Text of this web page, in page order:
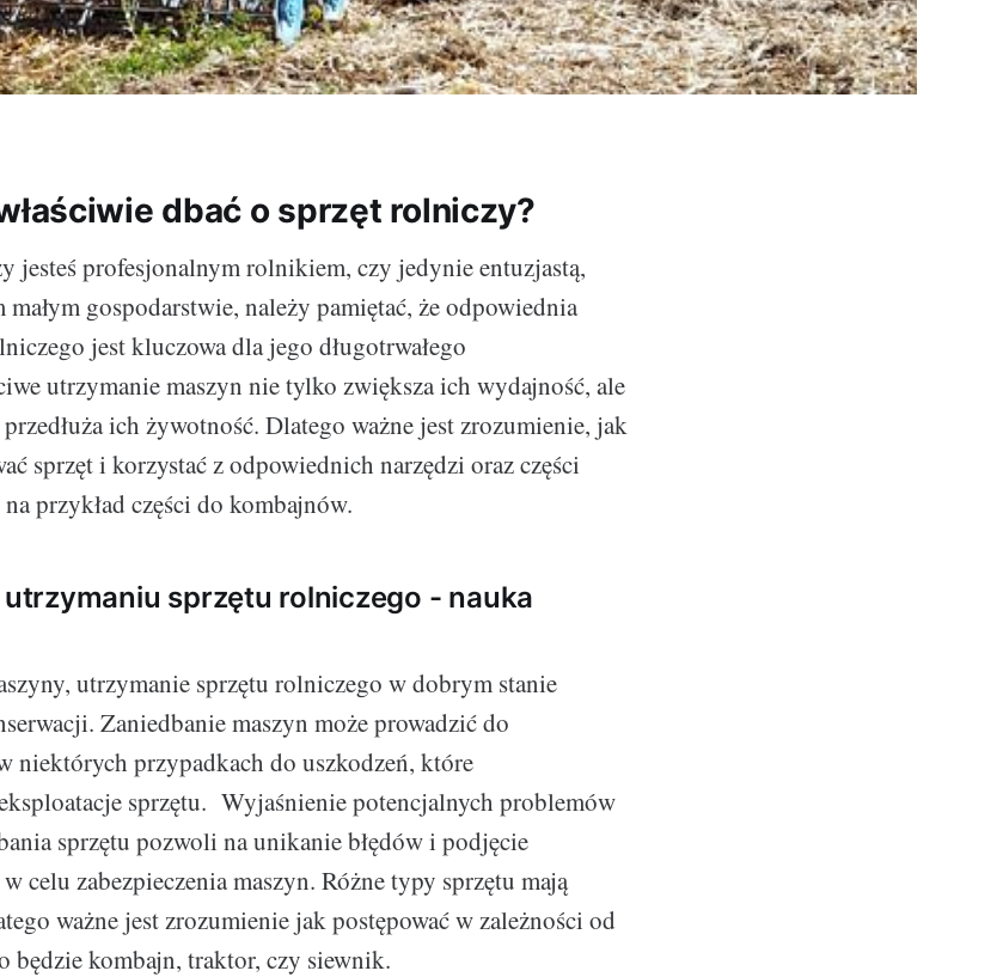
dbać o sprzęt rolniczy?
jesteś profesjonalnym rolnikiem, czy jedynie entuzjastą,
gospodarstwie, należy pamiętać, że odpowiednia
jest kluczowa dla jego długotrwałego
utrzymanie maszyn nie tylko zwiększa ich wydajność, ale
ich żywotność. Dlatego ważne jest zrozumienie, jak
sprzęt i korzystać z odpowiednich narzędzi oraz części
przykład części do kombajnów.
sprzętu rolniczego - nauka
utrzymanie sprzętu rolniczego w dobrym stanie
Zaniedbanie maszyn może prowadzić do
niektórych przypadkach do uszkodzeń, które
sprzętu. Wyjaśnienie potencjalnych problemów
sprzętu pozwoli na unikanie błędów i podjęcie
celu zabezpieczenia maszyn. Różne typy sprzętu mają
ważne jest zrozumienie jak postępować w zależności od
będzie kombajn, traktor, czy siewnik.